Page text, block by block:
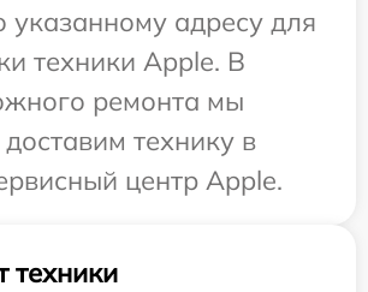
указанному адресу для
техники Apple. В
ремонта мы
технику в
центр Apple.
техники